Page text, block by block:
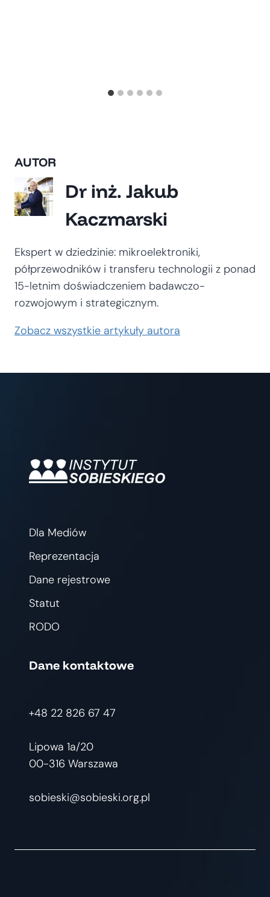
AUTOR
Dr inż. Jakub
Kaczmarski
Ekspert w dziedzinie: mikroelektroniki,
półprzewodników i transferu technologii z ponad
15-letnim doświadczeniem badawczo-
rozwojowym i strategicznym.
Zobacz wszystkie artykuły autora
Dla Mediów
Reprezentacja
Dane rejestrowe
Statut
RODO
Dane kontaktowe
+48 22 826 67 47
Lipowa 1a/20
00-316 Warszawa
sobieski@sobieski.org.pl